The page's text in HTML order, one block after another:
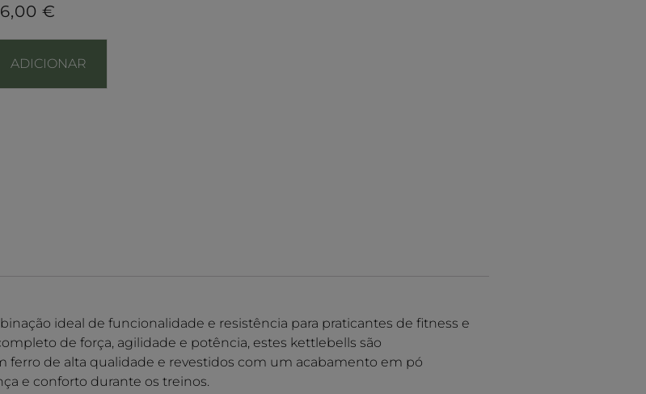
€
ADICIONAR
ideal de funcionalidade e resistência para praticantes de fitness e
de força, agilidade e potência, estes kettlebells são
de alta qualidade e revestidos com um acabamento em pó
e conforto durante os treinos.